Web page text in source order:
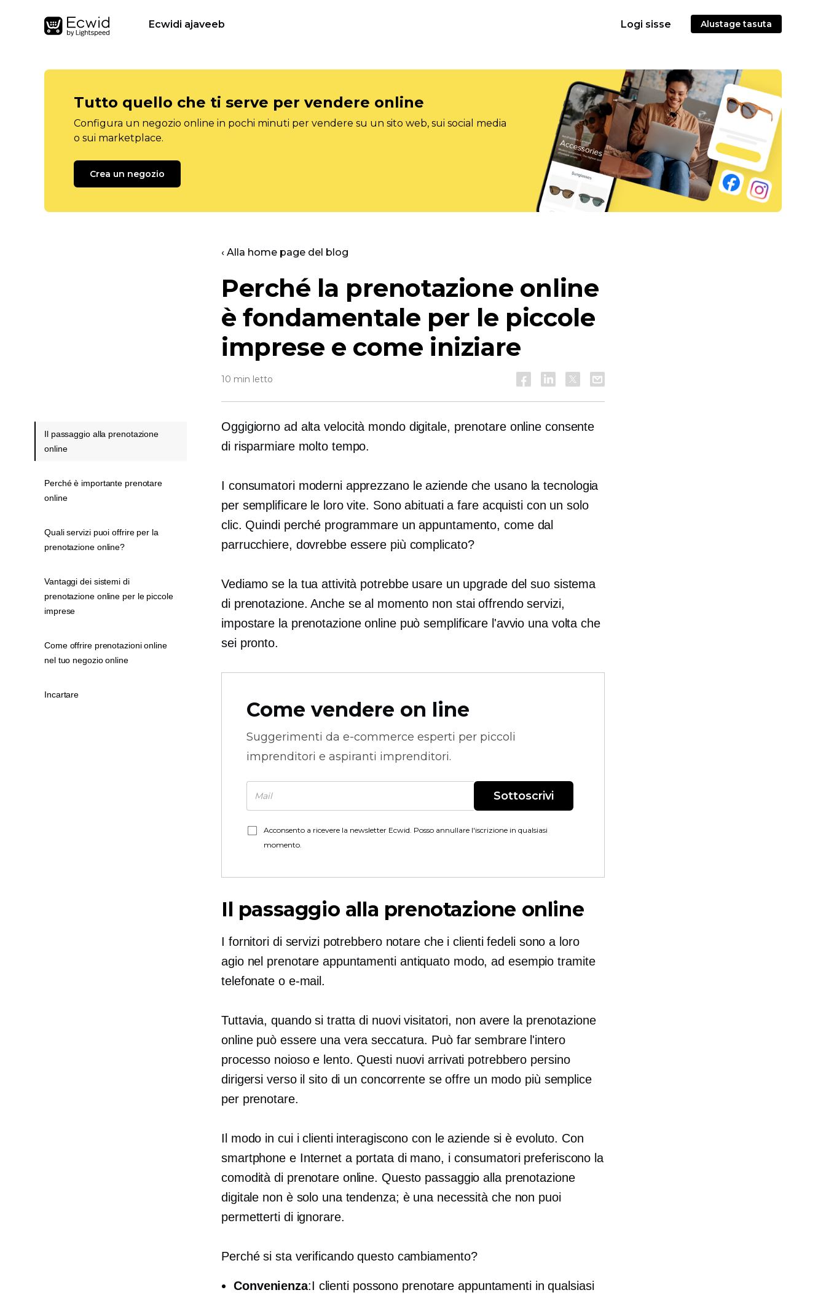
Ecwidi ajaveeb Logi sisse Alustage tasuta
Tutto quello che ti serve per vendere online
Configura un negozio online in pochi minuti per vendere su un sito web, sui social media
o sui marketplace.
Crea un negozio
‹ Alla home page del blog
Perché la prenotazione online
è fondamentale per le piccole
imprese e come iniziare
10 min letto
Oggigiorno ad alta velocità mondo digitale, prenotare online consente
di risparmiare molto tempo.
I consumatori moderni apprezzano le aziende che usano la tecnologia
per semplificare le loro vite. Sono abituati a fare acquisti con un solo
clic. Quindi perché programmare un appuntamento, come dal
parrucchiere, dovrebbe essere più complicato?
Vediamo se la tua attività potrebbe usare un upgrade del suo sistema
di prenotazione. Anche se al momento non stai offrendo servizi,
impostare la prenotazione online può semplificare l'avvio una volta che
sei pronto.
Come vendere on line
Suggerimenti da e-commerce esperti per piccoli
imprenditori e aspiranti imprenditori.
Sottoscrivi
Acconsento a ricevere la newsletter Ecwid. Posso annullare l'iscrizione in qualsiasi
momento.
Il passaggio alla prenotazione online
I fornitori di servizi potrebbero notare che i clienti fedeli sono a loro
agio nel prenotare appuntamenti antiquatomodo, ad esempio tramite
telefonate o e-mail.
Tuttavia, quando si tratta di nuovi visitatori, non avere la prenotazione
online può essere una vera seccatura. Può far sembrare l'intero
processo noioso e lento. Questi nuovi arrivati ​​potrebbero persino
dirigersi verso il sito di un concorrente se offre un modo più semplice
per prenotare.
Il modo in cui i clienti interagiscono con le aziende si è evoluto. Con
smartphone e Internet a portata di mano, i consumatori preferiscono la
comodità di prenotare online. Questo passaggio alla prenotazione
digitale non è solo una tendenza; è una necessità che non puoi
permetterti di ignorare.
Perché si sta verificando questo cambiamento?
Convenienza:I clienti possono prenotare appuntamenti in qualsiasi
Il passaggio alla prenotazione
online
Perché è importante prenotare
online
Quali servizi puoi offrire per la
prenotazione online?
Vantaggi dei sistemi di
prenotazione online per le piccole
imprese
Come offrire prenotazioni online
nel tuo negozio online
Incartare